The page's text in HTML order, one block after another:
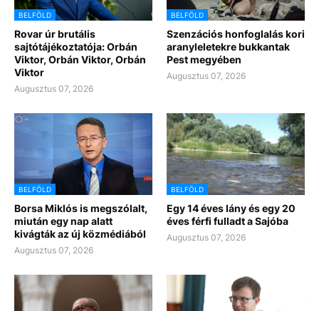
BELFÖLD
Rovar úr brutális
sajtótájékoztatója: Orbán
Viktor, Orbán Viktor, Orbán
Viktor
Augusztus 07, 2026
BELFÖLD
Szenzációs honfoglalás kori
aranyleletekre bukkantak
Pest megyében
Augusztus 07, 2026
BELFÖLD
Borsa Miklós is megszólalt,
miután egy nap alatt
kivágták az új közmédiából
Augusztus 07, 2026
BELFÖLD
Egy 14 éves lány és egy 20
éves férfi fulladt a Sajóba
Augusztus 07, 2026